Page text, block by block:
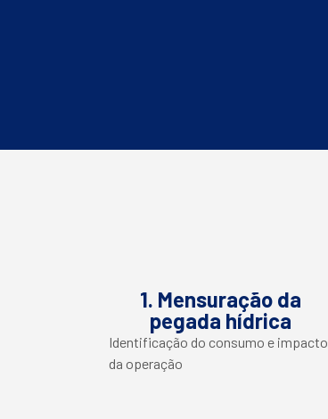
1. Mensuração da
pegada hídrica
Identificação do consumo e impacto
da operação